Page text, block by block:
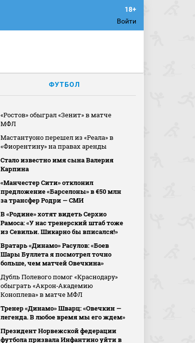
Войти
ФУТБОЛ
«Ростов» обыграл «Зенит» в матче
МФЛ
Мастантуоно перешел из «Реала» в
«Фиорентину» на правах аренды
Стало известно имя сына Валерия
Карпина
«Манчестер Сити» отклонил
предложение «Барселоны» в €50 млн
за трансфер Родри — СМИ
В «Родине» хотят видеть Серхио
Рамоса: «У нас тренерский штаб тоже
из Севильи. Шикарно бы вписался!»
Вратарь «Динамо» Расулов: «Боев
Шары Буллета я посмотрел точно
больше, чем матчей Овечкина»
Дубль Полевого помог «Краснодару»
обыграть «Акрон‑Академию
Коноплева» в матче МФЛ
Тренер «Динамо» Шварц: «Овечкин —
легенда. В любое время мы его ждем»
Президент Норвежской федерации
футбола призвала Инфантино уйти в